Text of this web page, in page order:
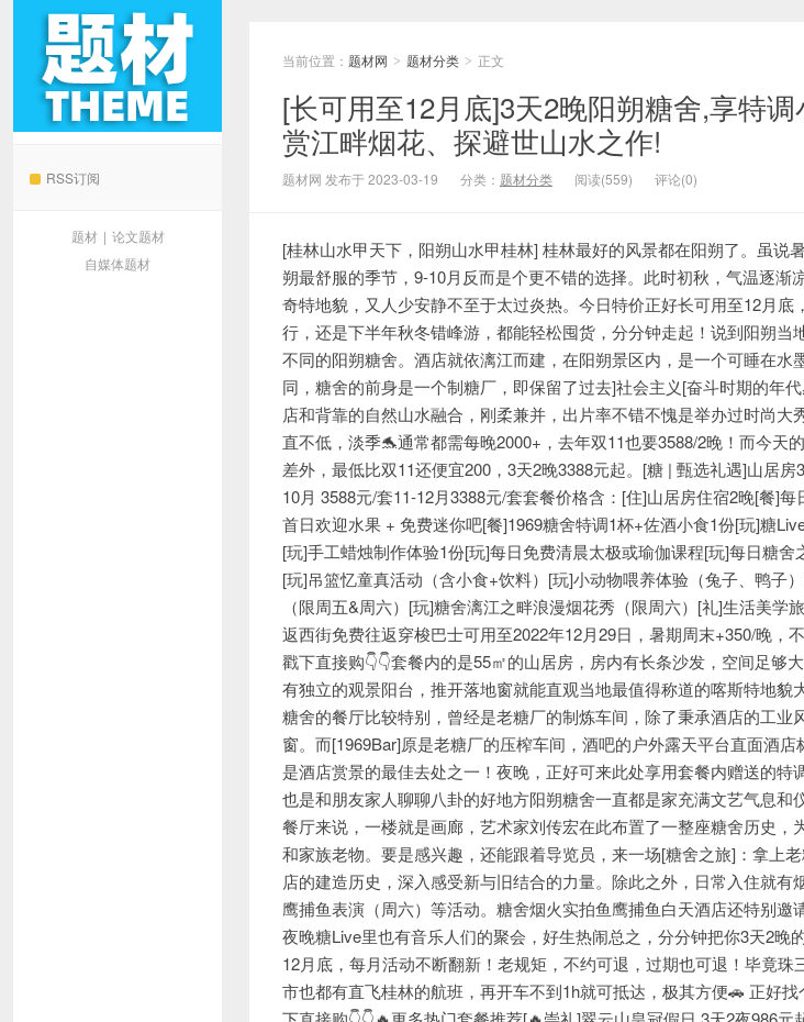
RSS订阅
题材 | 论文题材
自媒体题材
当前位置： 题材网 > 题材分类 > 正文
[长可用至12月底]3天2晚阳朔糖舍,享特
赏江畔烟花、探避世山水之作!
题材网 发布于 2023-03-19 分类： 题材分类 阅读(559) 评论(0)
[桂林山水甲天下，阳朔山水甲桂林] 桂林最好的风景都在阳朔了。虽说
朔最舒服的季节，9-10月反而是个更不错的选择。此时初秋，气温逐渐
奇特地貌，又人少安静不至于太过炎热。今日特价正好长可用至12月底
行，还是下半年秋冬错峰游，都能轻松囤货，分分钟走起！说到阳朔当
不同的阳朔糖舍。酒店就依漓江而建，在阳朔景区内，是一个可睡在水
同，糖舍的前身是一个制糖厂，即保留了过去]社会主义[奋斗时期的年
店和背靠的自然山水融合，刚柔兼并，出片率不错不愧是举办过时尚大
直不低，淡季🐬通常都需每晚2000+，去年双11也要3588/2晚！而今天
差外，最低比双11还便宜200，3天2晚3388元起。[糖 | 甄选礼遇]山居
10月 3588元/套11-12月3388元/套套餐价格含：[住]山居房住宿2晚[餐]
首日欢迎水果 + 免费迷你吧[餐]1969糖舍特调1杯+佐酒小食1份[玩]糖
[玩]手工蜡烛制作体验1份[玩]每日免费清晨太极或瑜伽课程[玩]每日糖
[玩]吊篮忆童真活动（含小食+饮料）[玩]小动物喂养体验（兔子、鸭子
（限周五&周六）[玩]糖舍漓江之畔浪漫烟花秀（限周六）[礼]生活美学
返西街免费往返穿梭巴士可用至2022年12月29日，暑期周末+350/晚，
戳下直接购👇👇套餐内的是55㎡的山居房，房内有长条沙发，空间足够
有独立的观景阳台，推开落地窗就能直观当地最值得称道的喀斯特地貌
糖舍的餐厅比较特别，曾经是老糖厂的制炼车间，除了秉承酒店的工业
窗。而[1969Bar]原是老糖厂的压榨车间，酒吧的户外露天平台直面酒店
是酒店赏景的最佳去处之一！夜晚，正好可来此处享用套餐内赠送的特
也是和朋友家人聊聊八卦的好地方阳朔糖舍一直都是家充满文艺气息和
餐厅来说，一楼就是画廊，艺术家刘传宏在此布置了一整座糖舍历史，
和家族老物。要是感兴趣，还能跟着导览员，来一场[糖舍之旅]：拿上
店的建造历史，深入感受新与旧结合的力量。除此之外，日常入住就有
鹰捕鱼表演（周六）等活动。糖舍烟火实拍鱼鹰捕鱼白天酒店还特别邀
夜晚糖Live里也有音乐人们的聚会，好生热闹总之，分分钟把你3天2晚
12月底，每月活动不断翻新！老规矩，不约可退，过期也可退！毕竟
市也都有直飞桂林的航班，再开车不到1h就可抵达，极其方便🚗 正好